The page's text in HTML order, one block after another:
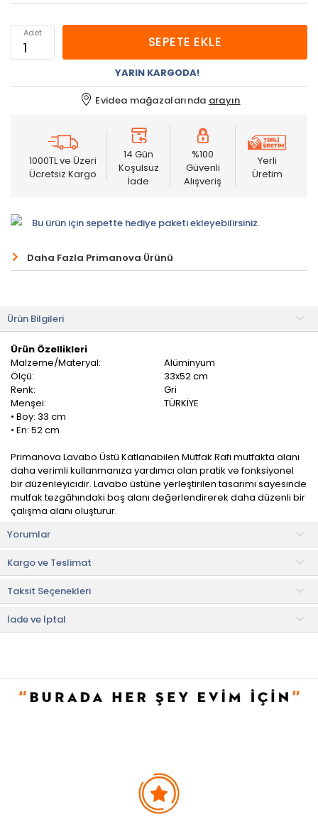
Adet
SEPETE EKLE
YARIN KARGODA!
Evidea mağazalarında arayın
1000TL ve Üzeri
Ücretsiz Kargo
14 Gün
Koşulsuz
İade
%100
Güvenli
Alışveriş
Yerli
Üretim
Bu ürün için sepette hediye paketi ekleyebilirsiniz.
Daha Fazla Primanova Ürünü
Ürün Bilgileri
Ürün Özellikleri
Malzeme/Materyal:
Alüminyum
Ölçü:
33x52 cm
Renk:
Gri
Menşei:
TÜRKİYE
• Boy: 33 cm
• En: 52 cm
Primanova Lavabo Üstü Katlanabilen Mutfak Rafı mutfakta alanı
daha verimli kullanmanıza yardımcı olan pratik ve fonksiyonel
bir düzenleyicidir. Lavabo üstüne yerleştirilen tasarımı sayesinde
mutfak tezgâhındaki boş alanı değerlendirerek daha düzenli bir
çalışma alanı oluşturur.
Katlanabilir yapısı sayesinde ihtiyaç duyulmadığında kolayca
kapatılabilir ve yer kaplamadan saklanabilir. Dayanıklı
malzemeden üretilen raf, tabak, bardak, sebze veya mutfak
gereçlerini düzenli şekilde yerleştirmenize imkân tanır.
Kurulum
• Ürün monte olarak gönderilmektedir.
• " Ürün görsellerinde ışık, ortam ve dijital düzenlemelere bağlı
olarak renk ve doku farklılıkları oluşabilir. "
Yorumlar
Kargo ve Teslimat
Taksit Seçenekleri
İade ve İptal